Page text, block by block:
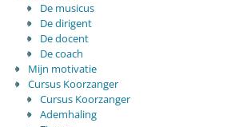
De musicus
De dirigent
De docent
De coach
Mijn motivatie
Cursus Koorzanger
Cursus Koorzanger
Ademhaling